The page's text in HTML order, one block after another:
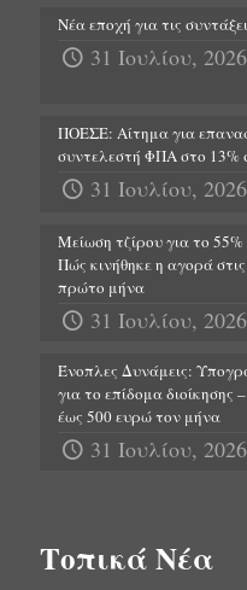
Νέα εποχή για τις
31 Ιουλίου, 2026
ΠΟΕΣΕ: Αίτημα για
συντελεστή ΦΠΑ στο 13%
31 Ιουλίου, 2026
Μείωση τζίρου για το
Πώς κινήθηκε η αγορά
πρώτο μήνα
31 Ιουλίου, 2026
Ένοπλες Δυνάμεις:
για το επίδομα διοίκησης
έως 500 ευρώ τον μήνα
31 Ιουλίου, 2026
Τοπικά Νέα